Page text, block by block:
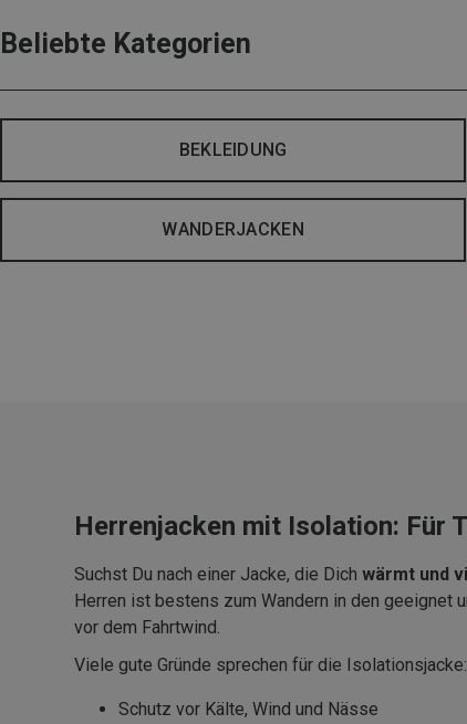
Beliebte Kategorien
BEKLEIDUNG
WANDERJACKEN
Herrenjacken mit Isolation: Für
Suchst Du nach einer Jacke, die Dich wärmt und
Herren ist bestens zum Wandern in den
vor dem Fahrtwind.
Viele gute Gründe sprechen für die Isolationsjacke:
Schutz vor Kälte, Wind und Nässe